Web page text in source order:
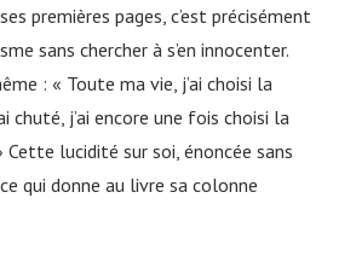
premières pages, c’est précisément
sans chercher à s’en innocenter.
: « Toute ma vie, j’ai choisi la
chuté, j’ai encore une fois choisi la
lucidité sur soi, énoncée sans
qui donne au livre sa colonne